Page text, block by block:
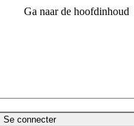
Ga naar de hoofdinhoud
Se connecter